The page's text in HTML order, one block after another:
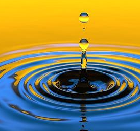
angličtině?